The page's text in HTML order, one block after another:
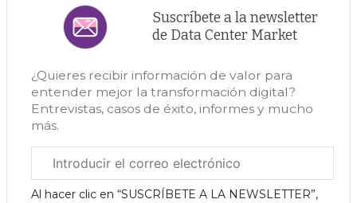
Suscríbete a la newsletter
de Data Center Market
¿Quieres recibir información de valor para
entender mejor la transformación digital?
Entrevistas, casos de éxito, informes y mucho
más.
electrónico
corporativo
Al hacer clic en “SUSCRÍBETE A LA NEWSLETTER”,